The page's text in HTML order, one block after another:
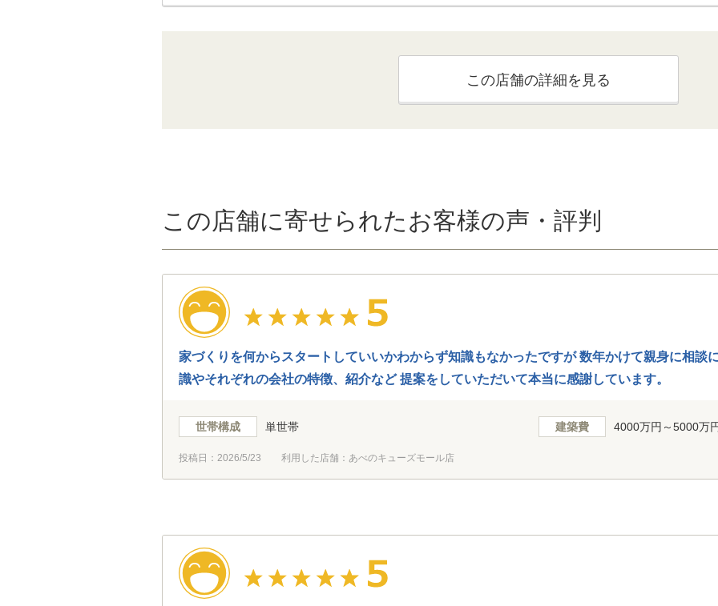
この店舗の詳細を見る
この店舗に寄せられたお客様の声・評判
家づくりを何からスタートしていいかわからず知識もなかったですが 数年かけて親身に相談
識やそれぞれの会社の特徴、紹介など 提案をしていただいて本当に感謝しています。
世帯構成 単世帯 建築費 4000万円～5000万
投稿日： 2026/5/23 利用した店舗：あべのキューズモール店